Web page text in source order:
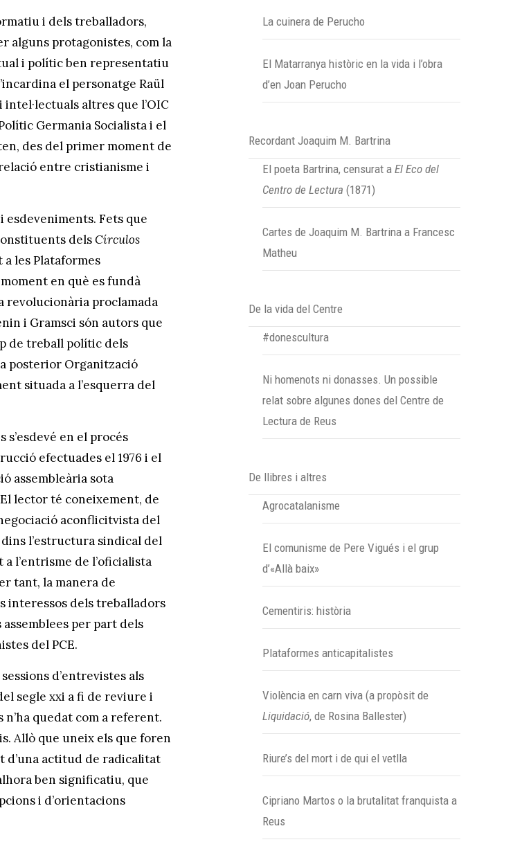
i dels treballadors,
alguns protagonistes, com la
i polític ben representatiu
el personatge Raül
altres que l’OIC
Germania Socialista i el
des del primer moment de
entre cristianisme i
Fets que
delsCírculos
les Plataformes
en què es fundà
revolucionària proclamada
i Gramsci són autors que
de treball polític dels
posterior Organització
situada a l’esquerra del
en el procés
efectuades el 1976 i el
assembleària sota
lector té coneixement, de
aconflicitvista del
dins l’estructura sindical del
l’entrisme de l’oficialista
tant, la manera de
interessos dels treballadors
per part dels
del PCE.
d’entrevistes als
segle xxi a fi de reviure i
quedat com a referent.
Allò que uneix els que foren
d’una actitud de radicalitat
ben significatiu, que
i d’orientacions
La cuinera de Perucho
El Matarranya històric en la vida i l’obra
d’en Joan Perucho
Recordant Joaquim M. Bartrina
El poeta Bartrina, censurat a El Eco del
Centro de Lectura (1871)
Cartes de Joaquim M. Bartrina a Francesc
Matheu
De la vida del Centre
#donescultura
Ni homenots ni donasses. Un possible
relat sobre algunes dones del Centre de
Lectura de Reus
De llibres i altres
Agrocatalanisme
El comunisme de Pere Vigués i el grup
d’«Allà baix»
Cementiris: història
Plataformes anticapitalistes
Violència en carn viva (a propòsit de
Liquidació, de Rosina Ballester)
Riure’s del mort i de qui el vetlla
Cipriano Martos o la brutalitat franquista a
Reus